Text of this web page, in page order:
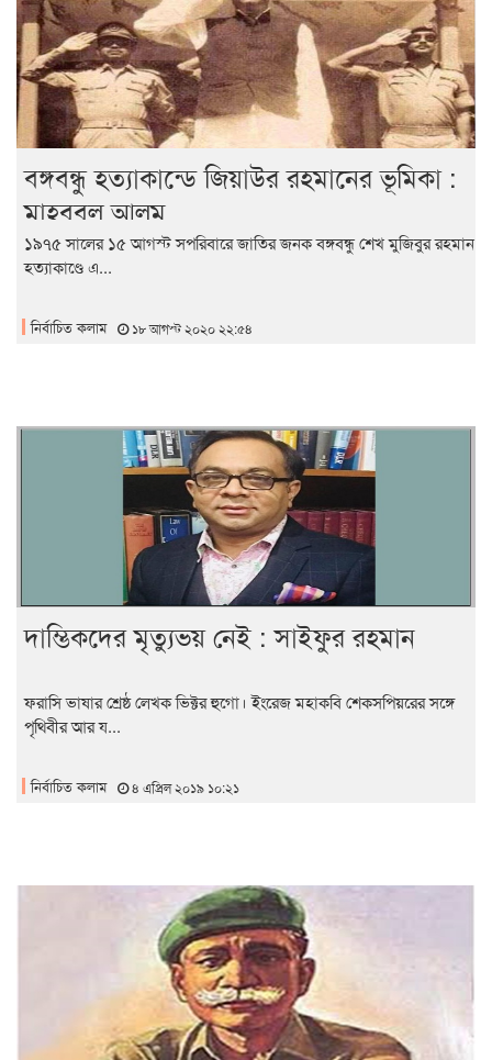
বঙ্গবন্ধু হত্যাকান্ডে জিয়াউর রহমানের ভূমিকা :
মাহবুবুল আলম
১৯৭৫ সালের ১৫ আগস্ট সপরিবারে জাতির জনক বঙ্গবন্ধু শেখ মুজিবুর রহমান
হত্যাকাণ্ডে এ...
নির্বাচিত কলাম ১৮ আগস্ট ২০২০ ২২:৫৪
দাম্ভিকদের মৃত্যুভয় নেই : সাইফুর রহমান
ফরাসি ভাষার শ্রেষ্ঠ লেখক ভিক্টর হুগো। ইংরেজ মহাকবি শেকসপিয়রের সঙ্গে
পৃথিবীর আর য...
নির্বাচিত কলাম ৪ এপ্রিল ২০১৯ ১০:২১